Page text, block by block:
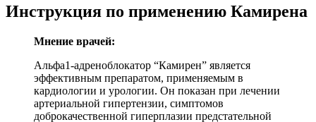
Инструкция по применению Камирена
Мнение врачей:
Альфа1-адреноблокатор “Камирен” является
эффективным препаратом, применяемым в
кардиологии и урологии. Он показан при лечении
артериальной гипертензии, симптомов
доброкачественной гиперплазии предстательной